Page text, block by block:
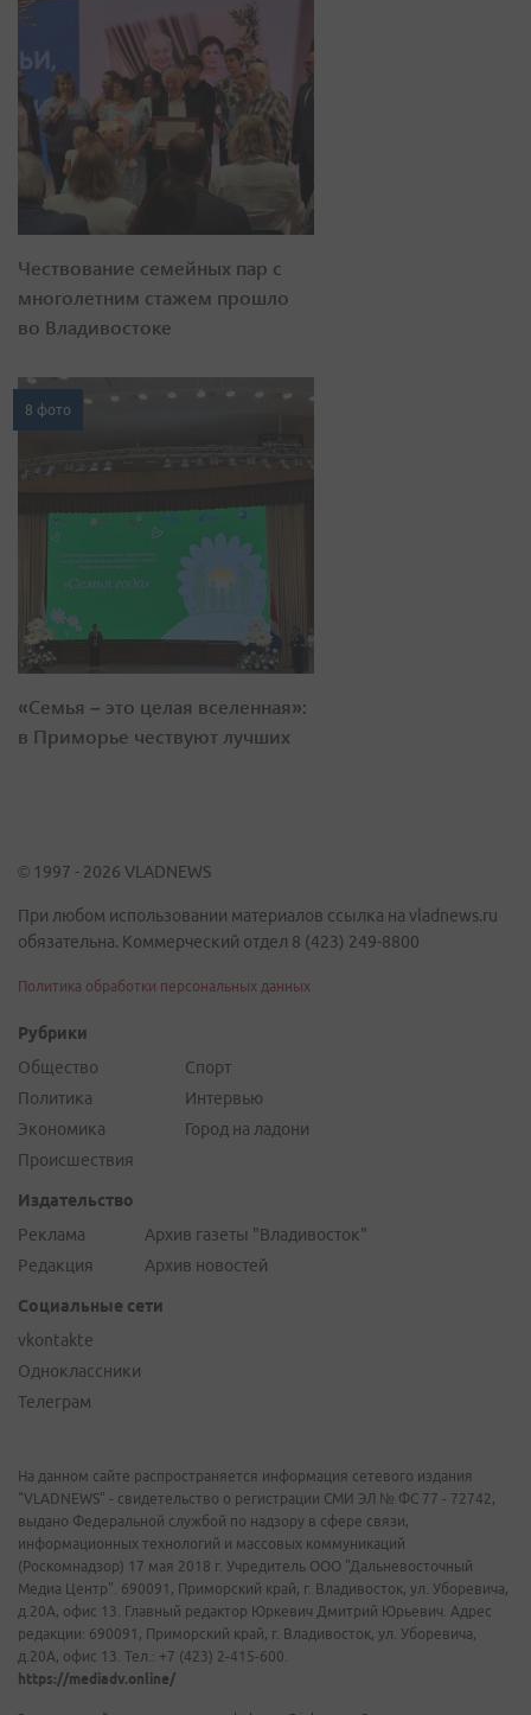
Чествование семейных пар с
многолетним стажем прошло
во Владивостоке
8 фото
«Семья – это целая вселенная»:
в Приморье чествуют лучших
© 1997 - 2026 VLADNEWS
При любом использовании материалов ссылка на vladnews.ru
обязательна. Коммерческий отдел 8 (423) 249-8800
Политика обработки персональных данных
Рубрики
Общество
Политика
Экономика
Происшествия
Спорт
Интервью
Город на ладони
Издательство
Реклама
Редакция
Архив газеты "Владивосток"
Архив новостей
Социальные сети
vkontakte
Одноклассники
Телеграм
На данном сайте распространяется информация сетевого издания
"VLADNEWS" - свидетельство о регистрации СМИ ЭЛ № ФС 77 - 72742,
выдано Федеральной службой по надзору в сфере связи,
информационных технологий и массовых коммуникаций
(Роскомнадзор) 17 мая 2018 г. Учредитель ООО "Дальневосточный
Медиа Центр". 690091, Приморский край, г. Владивосток, ул. Уборевича,
д.20А, офис 13. Главный редактор Юркевич Дмитрий Юрьевич. Адрес
редакции: 690091, Приморский край, г. Владивосток, ул. Уборевича,
д.20А, офис 13. Тел.: +7 (423) 2-415-600.
https://mediadv.online/